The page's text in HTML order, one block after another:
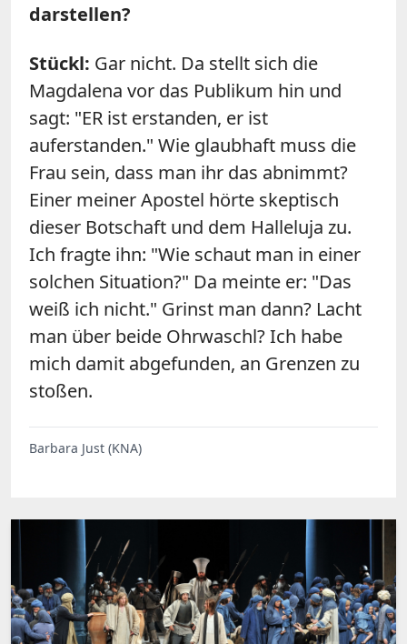
darstellen?
Stückl: Gar nicht. Da stellt sich die
Magdalena vor das Publikum hin und
sagt: "ER ist erstanden, er ist
auferstanden." Wie glaubhaft muss die
Frau sein, dass man ihr das abnimmt?
Einer meiner Apostel hörte skeptisch
dieser Botschaft und dem Halleluja zu.
Ich fragte ihn: "Wie schaut man in einer
solchen Situation?" Da meinte er: "Das
weiß ich nicht." Grinst man dann? Lacht
man über beide Ohrwaschl? Ich habe
mich damit abgefunden, an Grenzen zu
stoßen.
Barbara Just (KNA)